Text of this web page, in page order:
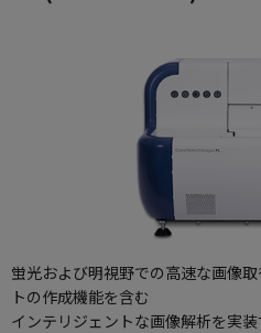
蛍光および明視野での高速な画像
トの作成機能を含む
インテリジェントな画像解析を実